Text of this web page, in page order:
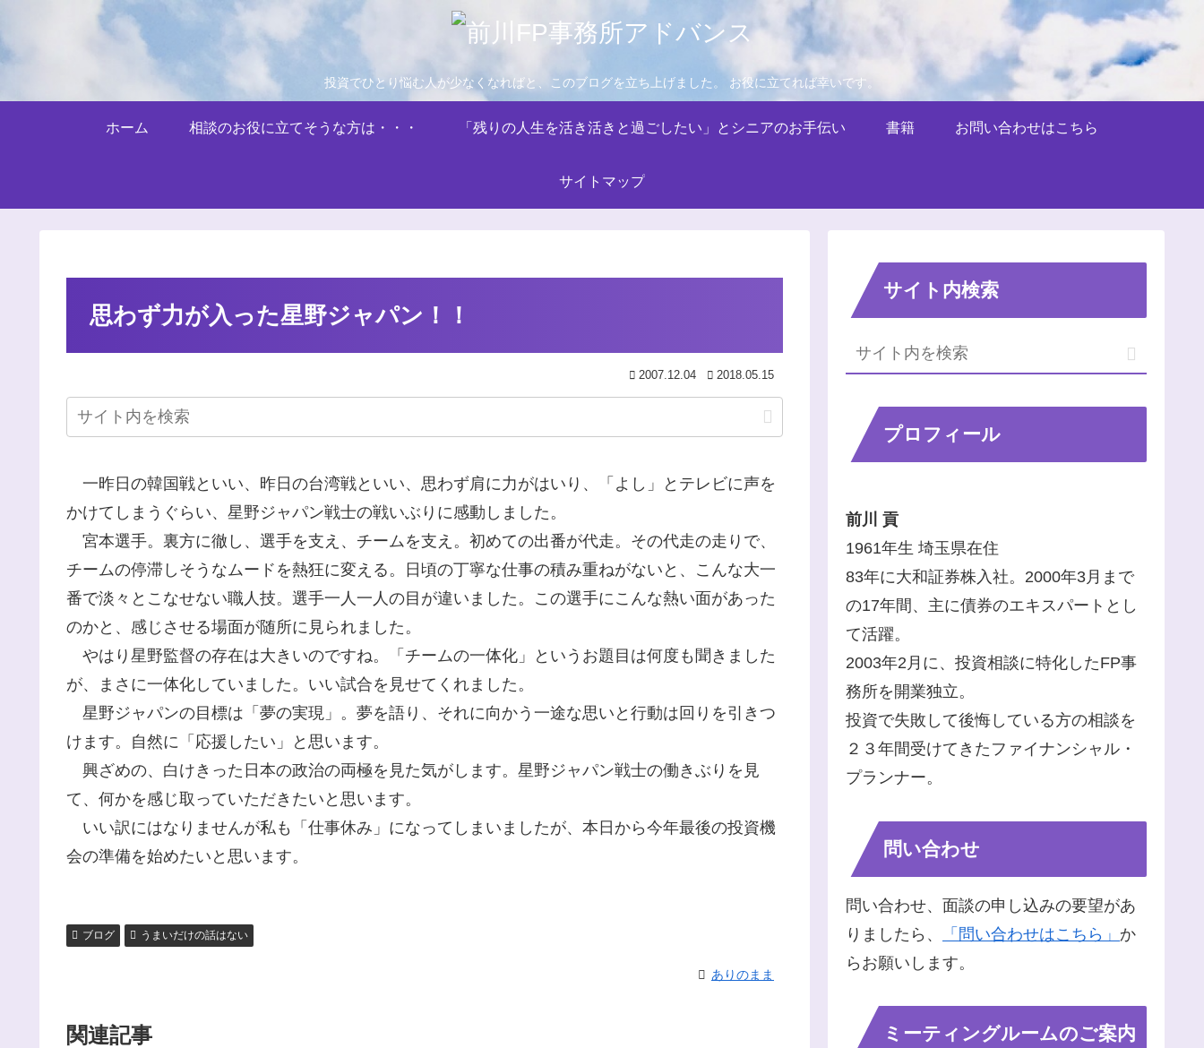
投資でひとり悩む人が少なくなればと、このブログを立ち上げました。 お役に立てれば幸いです。
ホーム 相談のお役に立てそうな方は・・・ 「残りの人生を活き活きと過ごしたい」とシニアのお手伝い 書籍 お問い合わせはこちら
サイトマップ
思わず力が入った星野ジャパン！！
2007.12.04 2018.05.15
一昨日の韓国戦といい、昨日の台湾戦といい、思わず肩に力がはいり、「よし」とテレビに声を
かけてしまうぐらい、星野ジャパン戦士の戦いぶりに感動しました。
宮本選手。裏方に徹し、選手を支え、チームを支え。初めての出番が代走。その代走の走りで、
チームの停滞しそうなムードを熱狂に変える。日頃の丁寧な仕事の積み重ねがないと、こんな大一
番で淡々とこなせない職人技。選手一人一人の目が違いました。この選手にこんな熱い面があった
のかと、感じさせる場面が随所に見られました。
やはり星野監督の存在は大きいのですね。「チームの一体化」というお題目は何度も聞きました
が、まさに一体化していました。いい試合を見せてくれました。
星野ジャパンの目標は「夢の実現」。夢を語り、それに向かう一途な思いと行動は回りを引きつ
けます。自然に「応援したい」と思います。
興ざめの、白けきった日本の政治の両極を見た気がします。星野ジャパン戦士の働きぶりを見
て、何かを感じ取っていただきたいと思います。
いい訳にはなりませんが私も「仕事休み」になってしまいましたが、本日から今年最後の投資機
会の準備を始めたいと思います。
ブログ うまいだけの話はない
ありのまま
関連記事
サイト内検索
プロフィール
前川 貢
1961年生 埼玉県在住
83年に大和証券株入社。2000年3月まで
の17年間、主に債券のエキスパートとし
て活躍。
2003年2月に、投資相談に特化したFP事
務所を開業独立。
投資で失敗して後悔している方の相談を
２３年間受けてきたファイナンシャル・
プランナー。
問い合わせ
問い合わせ、面談の申し込みの要望があ
りましたら、
「問い合わせはこちら」 か
らお願いします。
ミーティングルームのご案内